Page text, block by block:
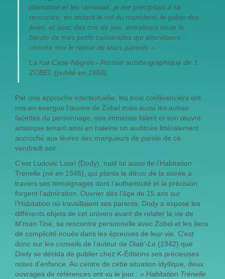
plantation et les ramenait, je me précipitais à sa
rencontre, en imitant le vol du mansfenil, le galop des
ânes, et avec des cris de joie, entraînant toute la
bande de mes petits camarades qui attendaient
comme moi le retour de leurs parents ».
La rue Case-Nègres - Roman autobiographique de J.
ZOBEL (publié en 1950).
Par une approche intertextuelle, les trois conférenciers ont
mis en exergue l’œuvre de Zobel mais aussi les autres
facettes du personnage, son immense talent et son œuvre
artistique tenant ainsi en haleine un auditoire littéralement
accroché aux lèvres des marqueurs de parole de ce
vendredi soir.
C’est Ludovic Louri (Dody), natif lui aussi de l’Habitation
Trénelle (né en 1946), qui planta le décor de la soirée à
travers ses témoignages dont l’authenticité et la précision
forgent l’admiration. Ouvrier dès l’âge de 15 ans sur
l’Habitation où travaillaient ses parents, Dody a exposé les
différents objets de cet univers avant de relater la vie de
M’man Tine, sa rencontre personnelle avec Zobel et les liens
de complicité noués dans les épreuves de leur vie. C’est
donc sur les conseils de l’auteur de Diab’-La (1942) que
Dody se décida de publier chez K-Éditions ses précieuses
notes d’enfance. Au centre de cette situation idyllique, deux
ouvrages de références ont vu le jour : « Habitation Trénelle